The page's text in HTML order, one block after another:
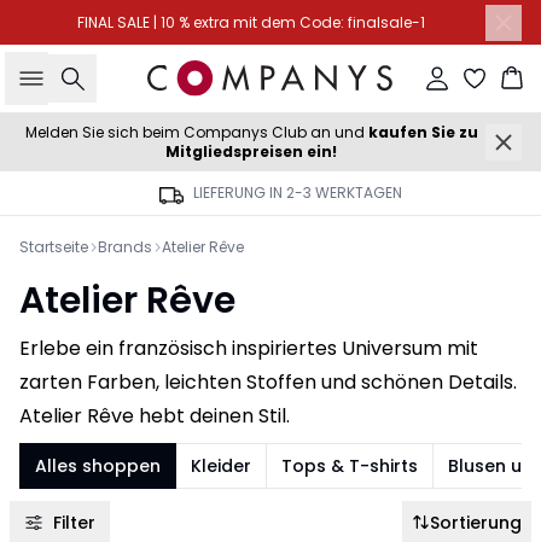
FINAL SALE | 10 % extra mit dem Code: finalsale-1
Suche Einloggen
Melden Sie sich beim Companys Club an und kaufen Sie zu
Mitgliedspreisen ein!
LIEFERUNG IN 2-3 WERKTAGEN
Startseite Brands Atelier Rêve
Atelier Rêve
Erlebe ein französisch inspiriertes Universum mit
zarten Farben, leichten Stoffen und schönen Details.
Atelier Rêve hebt deinen Stil.
Alles shoppen Kleider Tops & T-shirts Blusen
Filter Sortierung
-40%